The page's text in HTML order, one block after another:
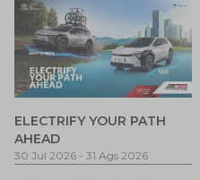
ELECTRIFY YOUR PATH
AHEAD
30 Jul 2026 - 31 Ags 2026